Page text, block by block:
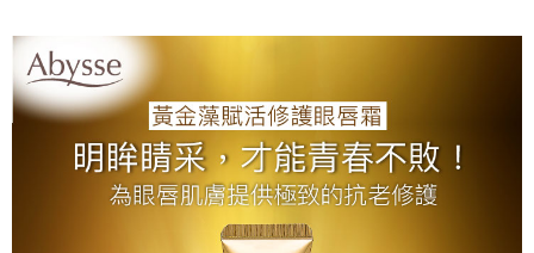
付款後7-11取貨
NT$80/pesanan | Penghantaran percuma untuk pesanan
NT$2,000 atau lebih
新竹貨運
NT$80/pesanan | Penghantaran percuma untuk pesanan
NT$2,000 atau lebih